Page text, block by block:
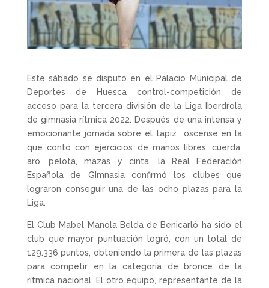
Este sábado se disputó en el Palacio Municipal de
Deportes de Huesca control-competición de
acceso para la tercera división de la Liga Iberdrola
de gimnasia rítmica 2022. Después de una intensa y
emocionante jornada sobre el tapiz oscense en la
que contó con ejercicios de manos libres, cuerda,
aro, pelota, mazas y cinta, la Real Federación
Española de GImnasia confirmó los clubes que
lograron conseguir una de las ocho plazas para la
Liga.
El Club Mabel Manola Belda de Benicarló ha sido el
club que mayor puntuación logró, con un total de
129.336 puntos, obteniendo la primera de las plazas
para competir en la categoría de bronce de la
rítmica nacional. El otro equipo, representante de la